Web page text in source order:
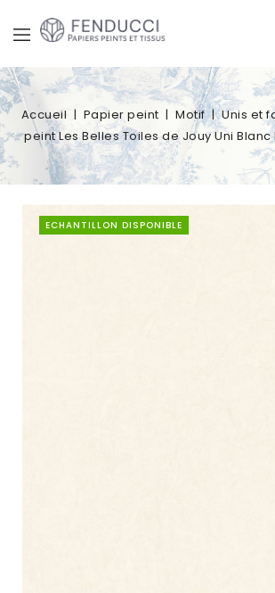
Accueil Papier peint Motif Unis et
peint Les Belles Toiles de Jouy Uni Blanc
ECHANTILLON DISPONIBLE